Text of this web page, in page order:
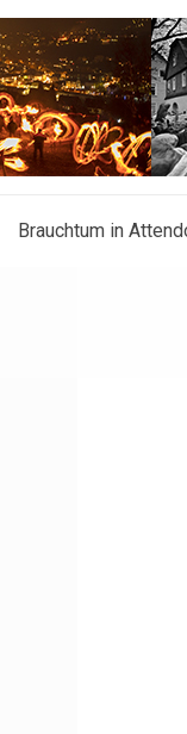
Brauchtum in